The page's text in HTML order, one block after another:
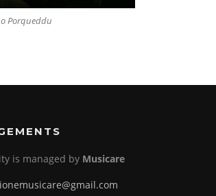
Porqueddu
is managed by Musicare